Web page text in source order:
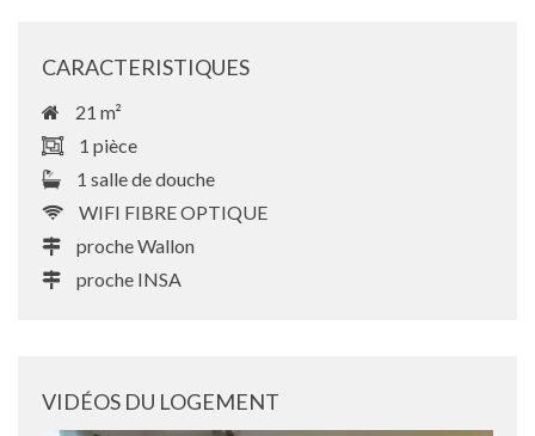
CARACTERISTIQUES
21 m²
1 pièce
1 salle de douche
WIFI FIBRE OPTIQUE
proche Wallon
proche INSA
VIDÉOS DU LOGEMENT